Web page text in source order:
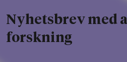
Nyhetsbrev med
forskning